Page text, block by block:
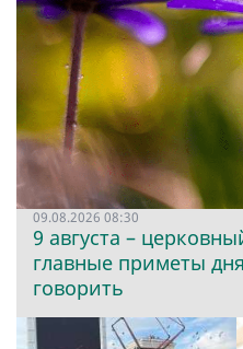
09.08.2026 08:30
9 августа –
главные приметы
говорить